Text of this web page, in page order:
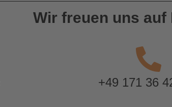
Wir freuen uns auf
+49 171 36